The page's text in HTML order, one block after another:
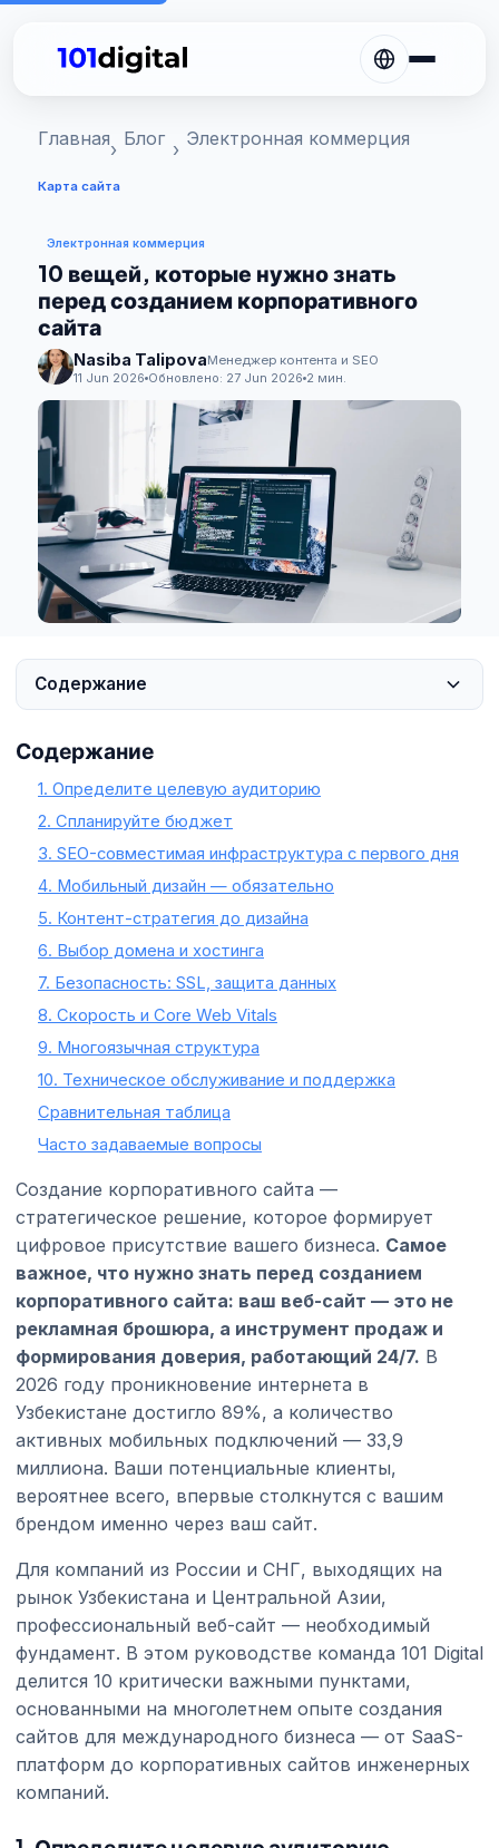
Главная Блог Электронная коммерция
Карта сайта
Электронная коммерция
10 вещей, которые нужно знать
перед созданием корпоративного
сайта
Nasiba TalipovaМенеджер контента и SEO
11 Jun 2026 Обновлено: 27 Jun 2026 2 мин.
Содержание
Содержание
1. Определите целевую аудиторию
2. Спланируйте бюджет
3. SEO-совместимая инфраструктура с первого дня
4. Мобильный дизайн — обязательно
5. Контент-стратегия до дизайна
6. Выбор домена и хостинга
7. Безопасность: SSL, защита данных
8. Скорость и Core Web Vitals
9. Многоязычная структура
10. Техническое обслуживание и поддержка
Сравнительная таблица
Часто задаваемые вопросы
Создание корпоративного сайта —
стратегическое решение, которое формирует
цифровое присутствие вашего бизнеса. Самое
важное, что нужно знать перед созданием
корпоративного сайта: ваш веб-сайт — это не
рекламная брошюра, а инструмент продаж и
формирования доверия, работающий 24/7. В
2026 году проникновение интернета в
Узбекистане достигло 89%, а количество
активных мобильных подключений — 33,9
миллиона. Ваши потенциальные клиенты,
вероятнее всего, впервые столкнутся с вашим
брендом именно через ваш сайт.
Для компаний из России и СНГ, выходящих на
рынок Узбекистана и Центральной Азии,
профессиональный веб-сайт — необходимый
фундамент. В этом руководстве команда 101 Digital
делится 10 критически важными пунктами,
основанными на многолетнем опыте создания
сайтов для международного бизнеса — от SaaS-
платформ до корпоративных сайтов инженерных
компаний.